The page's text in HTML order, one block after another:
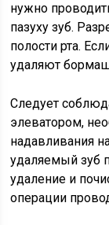
нужно
пазуху зуб.
полости рта.
удаляют
Следует
элеватором,
надавливания
удаляемый зуб
удаление и
операции